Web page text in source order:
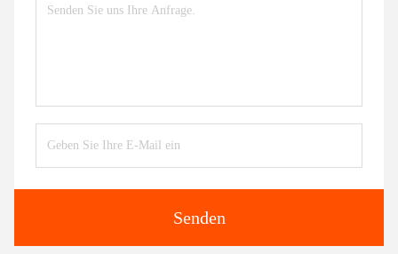
Senden